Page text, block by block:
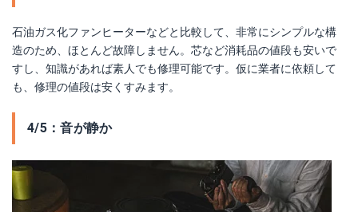
石油ガス化ファンヒーターなどと比較して、非常にシンプルな構
造のため、ほとんど故障しません。芯など消耗品の値段も安いで
すし、知識があれば素人でも修理可能です。仮に業者に依頼して
も、修理の値段は安くすみます。
4/5：音が静か